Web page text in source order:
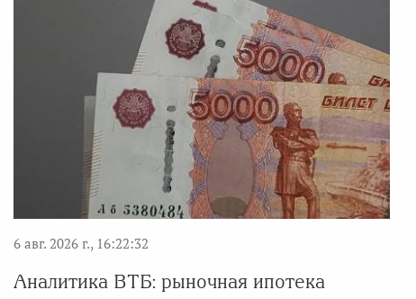
6 авг. 2026 г., 16:22:32
Аналитика ВТБ: рыночная ипотека